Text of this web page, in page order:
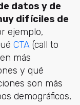
datos y de
difíciles de
ejemplo,
CTA(call to
más
y qué
son más
demográficos,